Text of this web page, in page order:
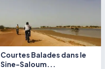
Courtes Balades dans le
Sine-Saloum...